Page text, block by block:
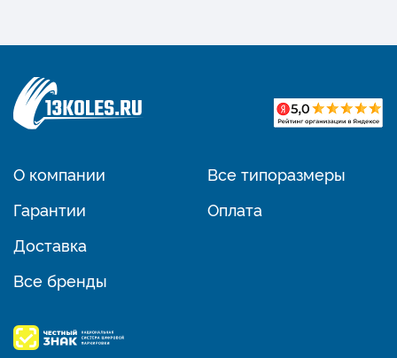
О компании
Гарантии
Доставка
Все бренды
Все типоразмеры
Оплата